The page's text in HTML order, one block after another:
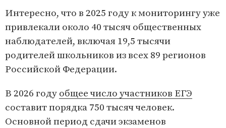
Интересно, что в 2025 году к мониторингу уже
привлекали около 40 тысяч общественных
наблюдателей, включая 19,5 тысячи
родителей школьников из всех 89 регионов
Российской Федерации.
В 2026 году общее число участников ЕГЭ
составит порядка 750 тысяч человек.
Основной период сдачи экзаменов